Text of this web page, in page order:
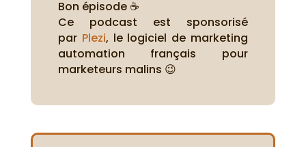
Bon épisode ☕
Ce podcast est sponsorisé
par Plezi, le logiciel de marketing
automation français pour
marketeurs malins 😉